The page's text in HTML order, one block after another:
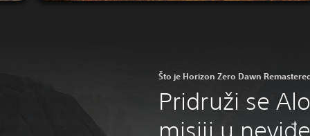
Što je Horizon Zero Dawn
Pridruži se
misiji u